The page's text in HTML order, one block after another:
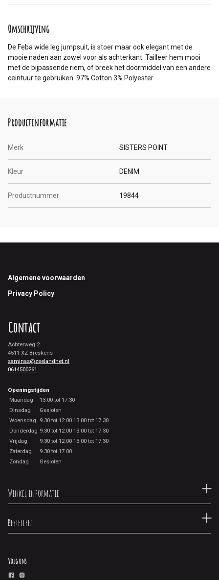
Omschrijving
De Feba wide leg jumpsuit, is stoer maar ook elegant met de
mooie naden aan zowel voor als achterkant. Tailleer hem mooi
met de bijpassende riem, of breek het doormiddel van een andere
ceintuur te gebruiken. 97% Cotton 3% Polyester
Productinformatie
Merk SISTERS POINT
Kleur DENIM
Productnummer 19844
Footer
Algemene voorwaarden
Privacy Policy
Contact
Achterweg 2
4511 XZ Breskens
saminas@zeelandnet.nl
0614500261
Openingstijden
Maandag
13.00 tot 17.30
Dinsdag
Gesloten
Woensdag
9.30 tot 12.00 13.00 tot 17.30
Donderdag 9.30 tot 12.00 13.00 tot 17.30
Vrijdag
9.30 tot 12.00 13.00 tot 17.30
Zaterdag
9.30 tot 17.00
Zondag
Gesloten
Winkel informatie
Bestellen
Volg ons